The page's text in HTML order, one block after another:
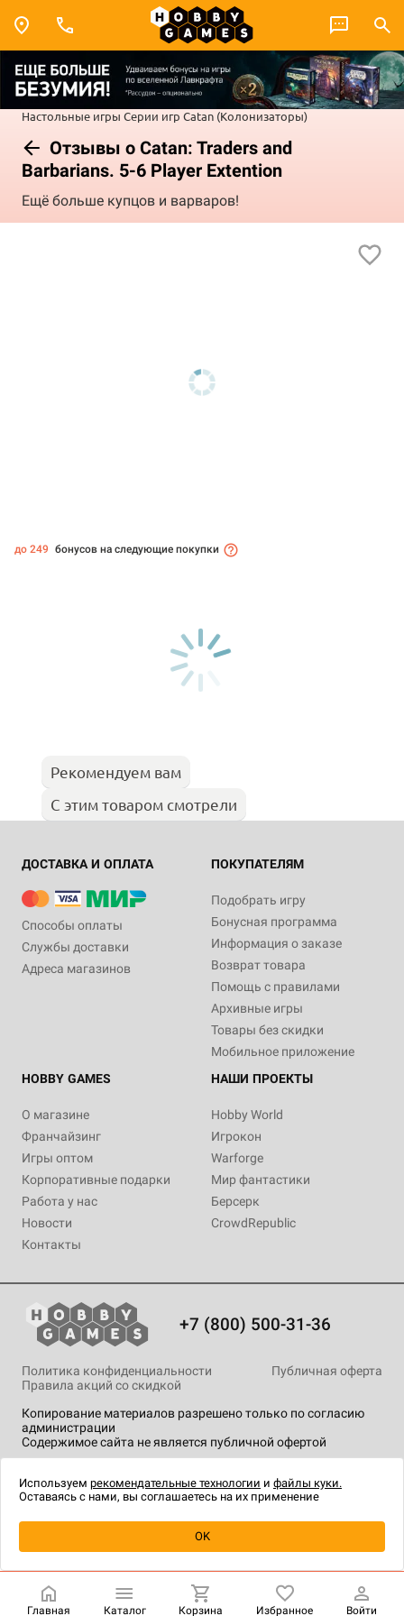
Настольные игры Серии игр Catan (Колонизаторы)
Отзывы о Catan: Traders and
Barbarians. 5-6 Player Extention
Ещё больше купцов и варваров!
Уведомить о наличии
до 249 бонусов на следующие покупки
Рекомендуем вам
С этим товаром смотрели
ДОСТАВКА И ОПЛАТА
Способы оплаты
Службы доставки
Адреса магазинов
ПОКУПАТЕЛЯМ
Подобрать игру
Бонусная программа
Информация о заказе
Возврат товара
Помощь с правилами
Архивные игры
Товары без скидки
Мобильное приложение
HOBBY GAMES
О магазине
Франчайзинг
Игры оптом
Корпоративные подарки
Работа у нас
Новости
Контакты
НАШИ ПРОЕКТЫ
Hobby World
Игрокон
Warforge
Мир фантастики
Берсерк
CrowdRepublic
+7 (800) 500-31-36
Копирование материалов разрешено только по согласию
администрации
Содержимое сайта не является публичной офертой
Политика конфиденциальности
Публичная оферта
Правила акций со скидкой
технологии.
Главная Каталог Корзина Избранное Войти
Используем рекомендательные технологии и файлы куки.
Оставаясь с нами, вы соглашаетесь на их применение
OK